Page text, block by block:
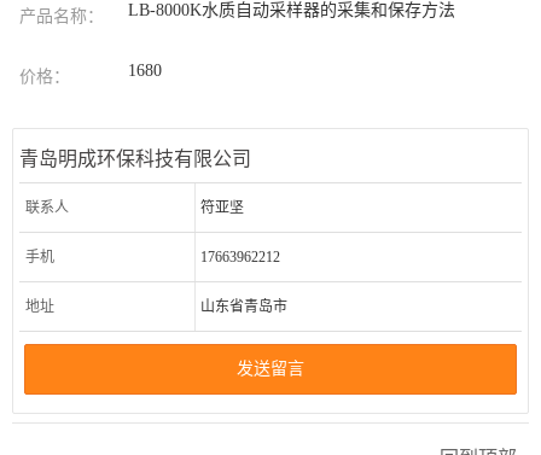
产品名称： LB-8000K水质自动采样器的采集和保存方法
价格： 1680
青岛明成环保科技有限公司
联系人 符亚坚
手机 17663962212
地址 山东省青岛市
发送留言